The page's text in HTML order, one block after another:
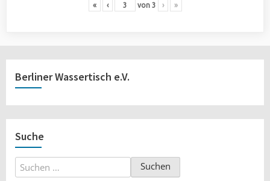
« ‹ von 3 › »
Berliner Wassertisch e.V.
Suche
Suchen
nach: